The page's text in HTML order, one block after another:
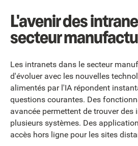
L'avenir des
secteur
Les intranets dans le secteur
d'évoluer avec les nouvelles
alimentés par l'IA répondent
questions courantes. Des
avancée permettent de trouver
plusieurs systèmes. Des
accès hors ligne pour les sites